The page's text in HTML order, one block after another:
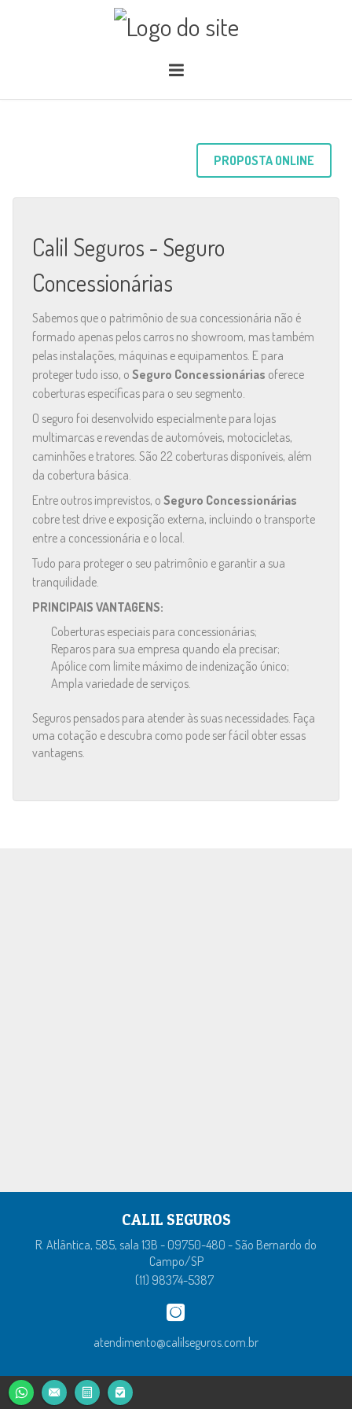
PROPOSTA ONLINE
Calil Seguros - Seguro
Concessionárias
Sabemos que o patrimônio de sua concessionária não é
formado apenas pelos carros no showroom, mas também
pelas instalações, máquinas e equipamentos. E para
proteger tudo isso, oSeguro Concessionárias oferece
coberturas específicas para o seu segmento.
O seguro foi desenvolvido especialmente para lojas
multimarcas e revendas de automóveis, motocicletas,
caminhões e tratores. São 22 coberturas disponíveis, além
da cobertura básica.
Entre outros imprevistos, oSeguro Concessionárias
cobre test drive e exposição externa, incluindo o transporte
entre a concessionária e o local.
Tudo para proteger o seu patrimônio e garantir a sua
tranquilidade.
PRINCIPAIS VANTAGENS:
Coberturas especiais para concessionárias;
Reparos para sua empresa quando ela precisar;
Apólice com limite máximo de indenização único;
Ampla variedade de serviços.
Seguros pensados para atender às suas necessidades. Faça
uma cotação e descubra como pode ser fácil obter essas
vantagens.
CALIL SEGUROS
R. Atlântica, 585, sala 13B - 09750-480 - São Bernardo do
Campo/SP
(11) 98374-5387
atendimento@calilseguros.com.br